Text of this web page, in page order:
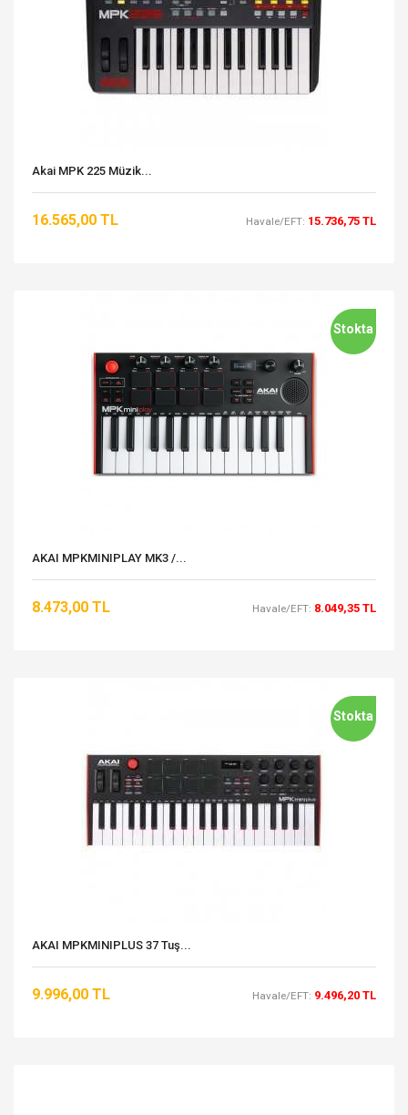
Akai MPK 225 Müzik...
16.565,00 TL Havale/EFT: 15.736,75 TL
Stokta
AKAI MPKMINIPLAY MK3 /...
8.473,00 TL Havale/EFT: 8.049,35 TL
Stokta
AKAI MPKMINIPLUS 37 Tuş...
9.996,00 TL Havale/EFT: 9.496,20 TL